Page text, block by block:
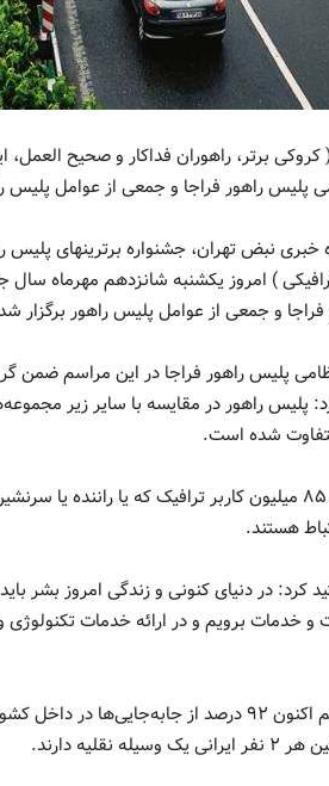
برتر، راهوران فداکار و صحیح العمل،
پلیس راهور فراجا و جمعی از عوامل پلیس
خبری نبض تهران، جشنواره برترینهای پلیس
) امروز یکشنبه شانزدهم مهرماه
فراجا و جمعی از عوامل پلیس راهور برگزار
پلیس راهور فراجا در این مراسم ضمن
پلیس راهور در مقایسه با سایر زیر
شده است.
وی اضافه کرد: در حال حاضر در کشور ۸۵ میلیون کاربر ترافیک
کرد: در دنیای کنونی و زندگی امروز بشر
خدمات برویم و در ارائه خدمات
سردار هادیانفر همچنین یادآور شد: هم اکنون ۹۲ درصد از
دارند.